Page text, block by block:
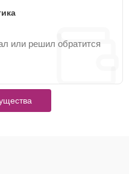
или решил обратится